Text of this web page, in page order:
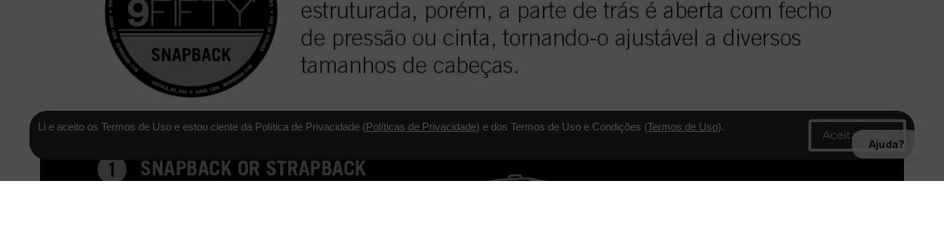
Li e aceito os Termos de Uso e estou ciente da Política de Privacidade (Políticas de Privacidade) e dos Termos de Uso e Condições (Termos de Uso).
Ajuda?